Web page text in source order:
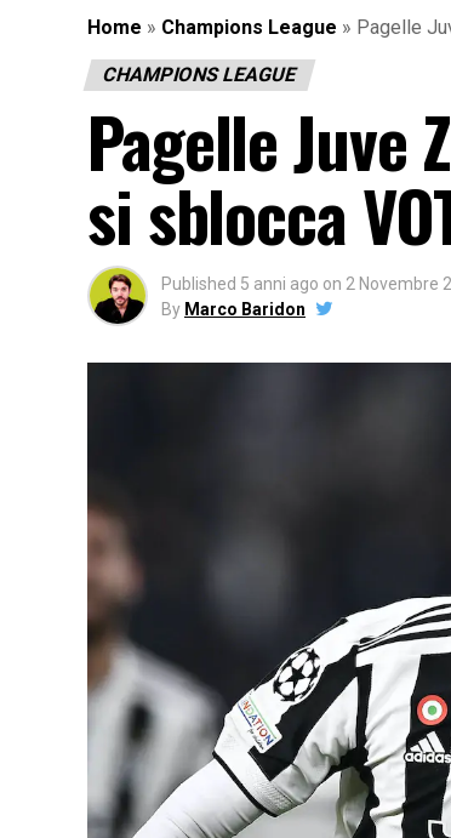
Home » Champions League » Pagelle
CHAMPIONS LEAGUE
Pagelle Juve
si sblocca
Published 5 anni ago on 2 Novembre
By Marco Baridon